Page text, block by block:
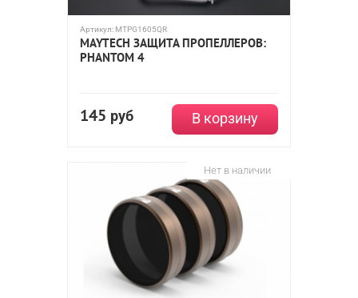
Артикул: MTPG1605QR
MAYTECH ЗАЩИТА ПРОПЕЛЛЕРОВ:
PHANTOM 4
145 руб В корзину
Нет в наличии